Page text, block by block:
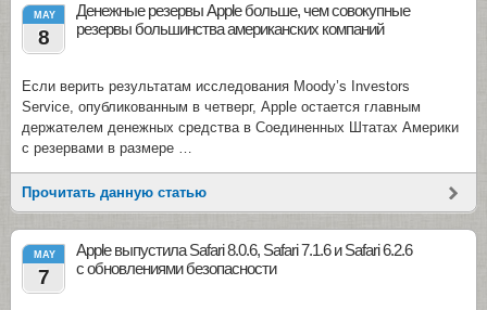
MAY
8
Денежные резервы Apple больше, чем совокупные
резервы большинства американских компаний
Если верить результатам исследования Moody’s Investors
Service, опубликованным в четверг, Apple остается главным
держателем денежных средства в Соединенных Штатах Америки
с резервами в размере …
Прочитать данную статью
MAY
7
Apple выпустила Safari 8.0.6, Safari 7.1.6 и Safari 6.2.6
с обновлениями безопасности